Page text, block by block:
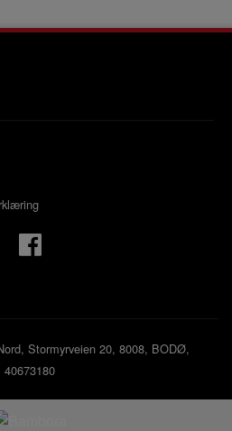
Stormyrveien 20, 8008, BODØ,
40673180